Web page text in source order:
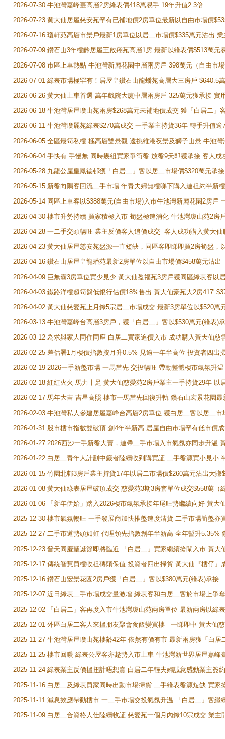
2026-07-30 牛池灣嘉峰臺高層2房綠表價418萬易手 19年升值2.3倍
2026-07-23 黄大仙居屋慈安苑罕有已補地價2房單位最新以自由市場價
2026-07-16 瓊軒苑高層市景戶最新1房單位以居二市場價$335萬元沽出
2026-07-09 鑽石山3年樓齡居屋王啟翔苑高層1房 最新以綠表價$513萬元
2026-07-08 市區上車熱點 牛池灣新麗花園中層兩房戶 398萬元（自由市
2026-07-01 綠表市場極罕有！居屋皇鑽石山龍蟠苑高層大三房戶
2026-06-26 黃大仙上車首選 萬年戲院大廈中層兩房戶 325萬元獲承接 實
2026-06-18 牛池灣居屋瓊山苑兩房$268萬元未補地價成交 獲「白居二」
2026-06-11 牛池灣瓊麗苑綠表$270萬成交 一手業主持貨36年 轉手升值逾
2026-06-05 全區最筍私樓 極高層雙景觀 遠挑維港夜景及獅子山景 牛池
2026-06-04 手快有 手慢無 同時幾組買家爭筍盤 放盤9天即獲承接 客人
2026-05-28 九龍公屋皇鳳德邨獲「白居二」客以居二市場價$320萬元承接
2026-05-15 新盤向隅客回流二手市場 年青夫婦無樓睇下購入連租約半新
2026-05-14 同區上車客以$388萬元(自由市場)入市牛池灣新麗花園2房戶
2026-04-30 樓市升勢持續 買家積極入市 荀盤極速消化 牛池灣瓊山苑2房
2026-04-28 一二手交頭暢旺 業主反價客人追價成交 客人成功購入黃大
2026-04-23 黃大仙居屋慈安苑盤源一直短缺，同區客即睇即買2房筍盤，
2026-04-16 鑽石山居屋皇龍蟠苑最新2房單位以自由市場價$458萬元沽出
2026-04-09 巨無霸3房單位買少見少 黃大仙盈福苑3房戶獲同區綠表客以
2026-04-03 鐵路洋樓超筍盤低銀行估價18%售出 黃大仙豪苑大2房417'
2026-04-02 黃大仙慈愛苑上月錄5宗居二市場成交 最新3房單位以$520萬
2026-03-13 牛池灣嘉峰台高層3房戶，獲「白居二」客以$530萬元(綠表)
2026-03-12 為求與家人同住同座 白居二買家追價入市 成功購入黃大仙
2026-02-25 差估署1月樓價指數按月升0.5% 見逾一年半高位 投資者四
2026-02-19 2026一手新盤市場 一馬當先 交投暢旺 帶動整體樓市氣氛升
2026-02-18 紅紅火火 馬力十足 黃大仙慈愛苑2房戶業主一手持貨29年 以
2026-02-17 馬年大吉 吉星高照 樓市一馬當先回復升軌 鑽石山宏景花園
2026-02-03 牛池灣私人參建居屋嘉峰台高層2房單位 獲白居二客以居二市
2026-01-31 股市樓市指數雙破頂 創4年半新高 居屋自由市場罕有低市價
2026-01-27 2026西沙一手新盤大賣，連帶二手市場入市氣氛亦同步升温
2026-01-22 白居二青年人計劃中籤者陸續收到購買証 二手盤源買小見小
2026-01-15 竹園北邨3房戶業主持貨17年以居二市場價$260萬元沽出大賺
2026-01-08 黃大仙綠表居屋破頂成交 慈愛苑3期3房套單位成交$558萬（
2026-01-06 「新年伊始」踏入2026樓市氣氛承接年尾旺勢繼續向好 黃
2025-12-30 樓市氣氛暢旺 一手發展商加快推盤速度清貨 二手市場筍盤
2025-12-27 二手市道勢頭如虹 代理領先指數創年半新高 全年暫升5.35%
2025-12-23 普天同慶聖誕節即將臨近 「白居二」買家繼續搶閘入市 黃
2025-12-17 傳統智慧買樓收租磚頭保值 投資者四出掃貨 黃大仙『樓仔
2025-12-16 鑽石山宏景花園2房戶獲「白居二」客以$380萬元(綠表)承接
2025-12-07 近日綠表二手市場成交量激增 綠表客和白居二客於市場上
2025-12-02 「白居二」客再度入市牛池灣瓊山苑兩房單位 最新兩房以綠
2025-12-01 外區白居二客人來搵朋友聚會食飯變買樓 一睇即中 黃大仙
2025-11-27 牛池灣居屋瓊山苑樓齢42年 依然有價有市 最新兩房獲「白居
2025-11-25 樓市回暖 綠表公屋客亦趁勢入市上車 牛池灣新世界居屋嘉峰
2025-11-24 綠表業主反價搵扭計唔想賣 白居二年輕夫婦誠意感動業主簽
2025-11-16 白居二及綠表買家同時出動市場掃貨 二手綠表盤源短缺 買
2025-11-11 減息效應帶動樓市 一二手市場交投氣氛升温 「白居二」客
2025-11-09 白居二合資格人仕陸續收証 慈愛苑一個月內錄10宗成交 業